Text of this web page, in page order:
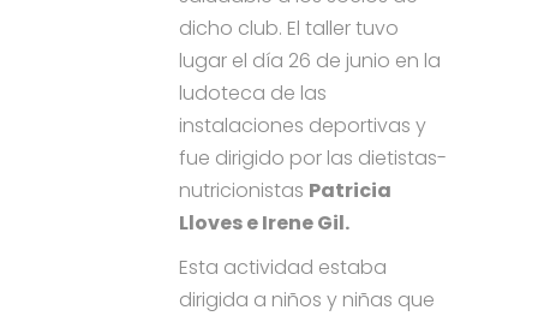
dicho club. El taller tuvo
lugar el día 26 de junio en la
ludoteca de las
instalaciones deportivas y
fue dirigido por las dietistas-
nutricionistas Patricia
Lloves e Irene Gil.
Esta actividad estaba
dirigida a niños y niñas que